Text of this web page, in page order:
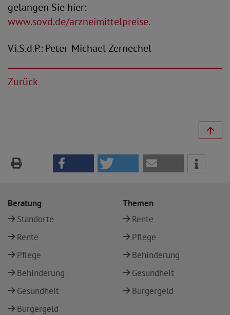
gelangen Sie hier:
www.sovd.de/arzneimittelpreise.
V.i.S.d.P.: Peter-Michael Zernechel
Zurück
Beratung
Standorte
Rente
Pflege
Behinderung
Gesundheit
Bürgergeld
Themen
Rente
Pflege
Behinderung
Gesundheit
Bürgergeld